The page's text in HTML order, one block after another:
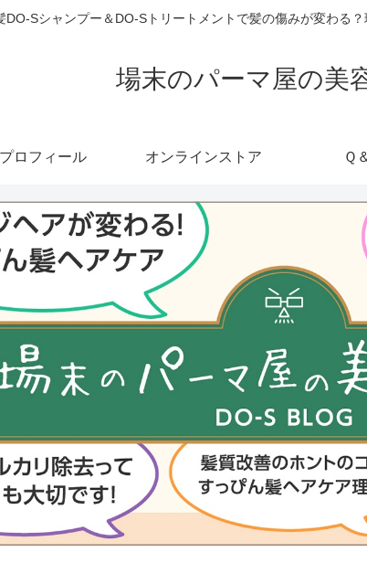
DO-Sシャンプー＆DO-Sトリートメントで髪の傷みが変わる
場末のパーマ屋の美
プロフィール オンラインストア Ｑ